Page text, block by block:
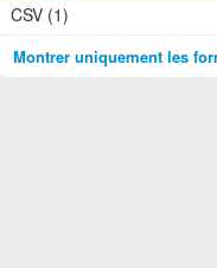
CSV (1)
Montrer uniquement les